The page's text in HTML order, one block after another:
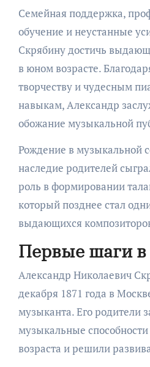
Семейная поддержка,
обучение и неустанные
Скрябину достичь
в юном возрасте.
творчеству и чудесным
навыкам, Александр
обожание музыкальной
Рождение в музыкальной
наследие родителей
роль в формировании
который позднее стал
выдающихся
Первые шаги
Александр Николаевич
декабря 1871 года в
музыканта. Его родители
музыкальные
возраста и решили